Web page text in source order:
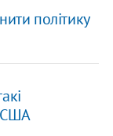
політику
США